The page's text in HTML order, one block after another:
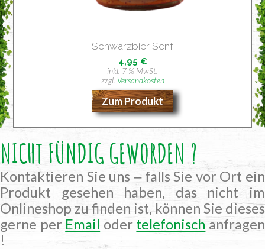
Schwarz­bier Senf
4,95 €
inkl. 7 % MwSt.
zzgl. Versandkosten
Zum Produkt
NICHT FÜNDIG GEWORDEN ?
Kontaktieren Sie uns ‒ falls Sie vor Ort ein
Produkt gesehen haben, das nicht im
Onlineshop zu finden ist, können Sie dieses
gerne per Email oder telefonisch anfragen
!